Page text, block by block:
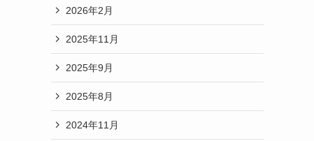
2026年2月
2025年11月
2025年9月
2025年8月
2024年11月